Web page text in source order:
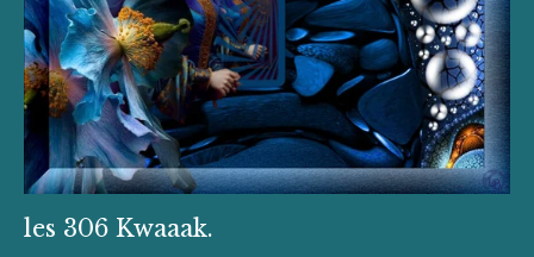
les 306 Kwaaak.